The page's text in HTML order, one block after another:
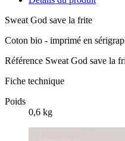
Sweat God save la frite
Coton bio - imprimé en
Référence Sweat God save la
Fiche technique
Poids
0,6 kg